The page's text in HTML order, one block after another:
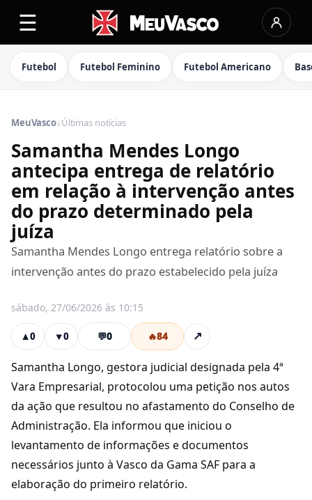
☰
Futebol Futebol Feminino Futebol Americano
MeuVasco›Últimas notícias
Samantha Mendes Longo
antecipa entrega de relatório
em relação à intervenção antes
do prazo determinado pela
juíza
Samantha Mendes Longo entrega relatório sobre a
intervenção antes do prazo estabelecido pela juíza
sábado, 27/06/2026 às 10:15
▲0 ▼0 💬0 🔥84 ↗
Samantha Longo, gestora judicial designada pela 4ª
Vara Empresarial, protocolou uma petição nos autos
da ação que resultou no afastamento do Conselho de
Administração. Ela informou que iniciou o
levantamento de informações e documentos
necessários junto à Vasco da Gama SAF para a
elaboração do primeiro relatório.